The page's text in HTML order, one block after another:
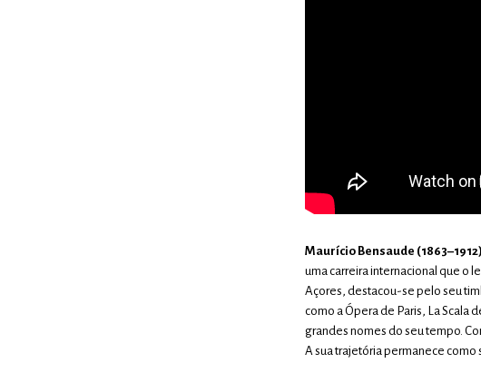
Maurício Bensaude (1863–1912)
uma carreira internacional que o
Açores, destacou-se pelo seu
como a Ópera de Paris, La
grandes nomes do seu tempo.
A sua trajetória permanece